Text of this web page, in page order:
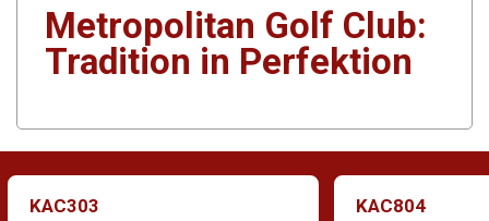
Metropolitan Golf Club:
Tradition in Perfektion
KAC303 KAC804